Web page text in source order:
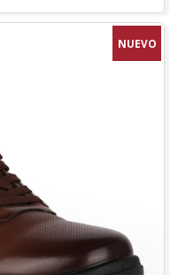
NUEVO